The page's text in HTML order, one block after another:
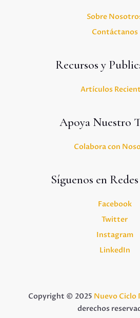
Sobre
Contáctanos
Recursos y
Artículos
Apoya Nuestro
Colabora con
Síguenos en
Facebook
Twitter
Instagram
LinkedIn
Copyright © 2025 Nuevo Ciclo
derechos